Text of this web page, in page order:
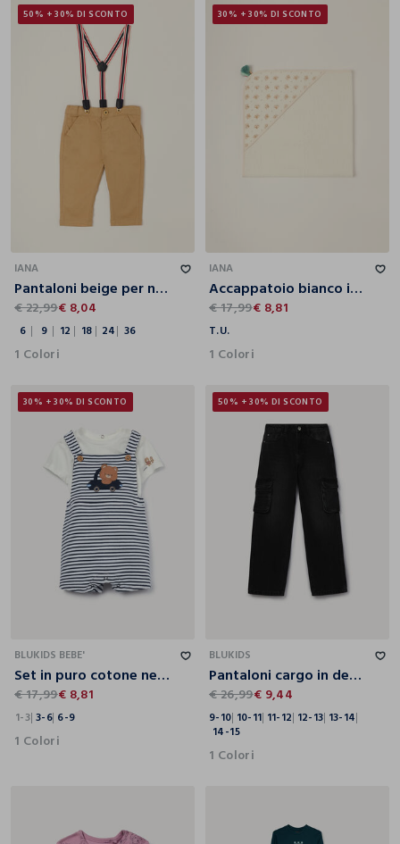
50% + 30% DI SCONTO
IANA
Pantaloni beige per neonato in cotone elasticizzato con bretelle
€ 22,99€ 8,04
6 9 12 18 24 36
1 Colori
30% + 30% DI SCONTO
IANA
Accappatoio bianco in puro cotone con motivo a orsetti
€ 17,99€ 8,81
T.U.
1 Colori
30% + 30% DI SCONTO
BLUKIDS BEBE'
Set in puro cotone neonato
€ 17,99€ 8,81
1-3 3-6 6-9
1 Colori
50% + 30% DI SCONTO
BLUKIDS
Pantaloni cargo in denim di puro cotone ragazza
€ 26,99€ 9,44
9-10 10-11 11-12 12-13 13-14
14-15
1 Colori